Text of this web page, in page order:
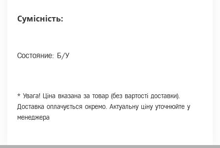
Сумісність:
Состояние: Б/У
* Увага! Ціна вказана за товар (без вартості доставки).
Доставка оплачується окремо. Актуальну ціну уточнюйте у
менеджера